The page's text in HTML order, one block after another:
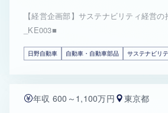
【経営企画部】サステナビリティ経営の
_KE003■
日野自動車 自動車・自動車部品 サステナビリ
年収 600～1,100万円 東京都